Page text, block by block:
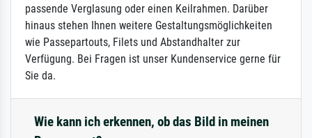
passende Verglasung oder einen Keilrahmen. Darüber
hinaus stehen Ihnen weitere Gestaltungsmöglichkeiten
wie Passepartouts, Filets und Abstandhalter zur
Verfügung. Bei Fragen ist unser Kundenservice gerne für
Sie da.
Wie kann ich erkennen, ob das Bild in meinen